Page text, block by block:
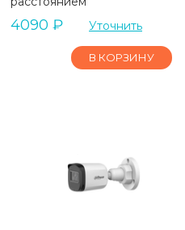
4090 ₽ Уточнить
В КОРЗИНУ